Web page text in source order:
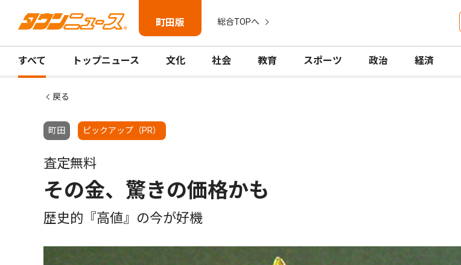
町田版 総合TOPへ
すべて トップニュース 文化 社会 教育 スポーツ 政治 経済
戻る
町田 ピックアップ（PR）
査定無料
その金、驚きの価格かも
歴史的『高値』の今が好機